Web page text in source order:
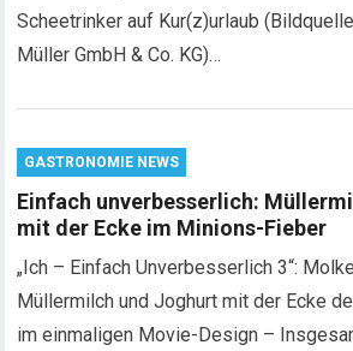
Scheetrinker auf Kur(z)urlaub
Müller GmbH & Co. KG)…
GASTRONOMIE NEWS
Einfach unverbesserlich:
mit der Ecke im Minions-Fieber
„Ich – Einfach Unverbesserlich 3“:
Müllermilch und Joghurt mit der Ecke
im einmaligen Movie-Design –